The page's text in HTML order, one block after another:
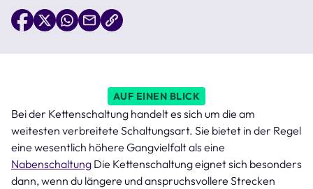
AUF EINEN BLICK
Bei der Kettenschaltung handelt es sich um die am
weitesten verbreitete Schaltungsart. Sie bietet in der Regel
eine wesentlich höhere Gangvielfalt als eine
Nabenschaltung Die Kettenschaltung eignet sich besonders
dann, wenn du längere und anspruchsvollere Strecken